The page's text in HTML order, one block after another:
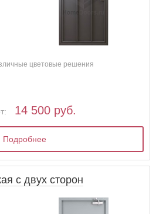
цветовые решения
14 500 руб.
Подробнее
с двух сторон